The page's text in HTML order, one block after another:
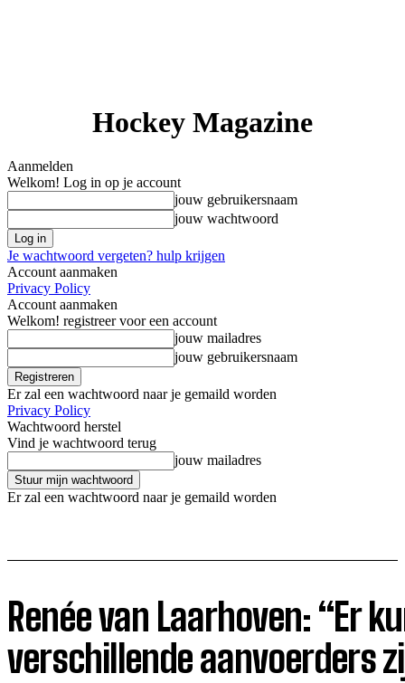
Hockey Magazine
Aanmelden
Welkom! Log in op je account
jouw gebruikersnaam
jouw wachtwoord
Je wachtwoord vergeten? hulp krijgen
Account aanmaken
Privacy Policy
Account aanmaken
Welkom! registreer voor een account
jouw mailadres
jouw gebruikersnaam
Er zal een wachtwoord naar je gemaild worden
Privacy Policy
Wachtwoord herstel
Vind je wachtwoord terug
jouw mailadres
Er zal een wachtwoord naar je gemaild worden
Renée van Laarhoven: “Er
verschillende aanvoerders